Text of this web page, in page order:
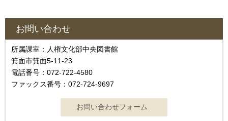
お問い合わせ
所属課室：人権文化部中央図書館
箕面市箕面5-11-23
電話番号：072-722-4580
ファックス番号：072-724-9697